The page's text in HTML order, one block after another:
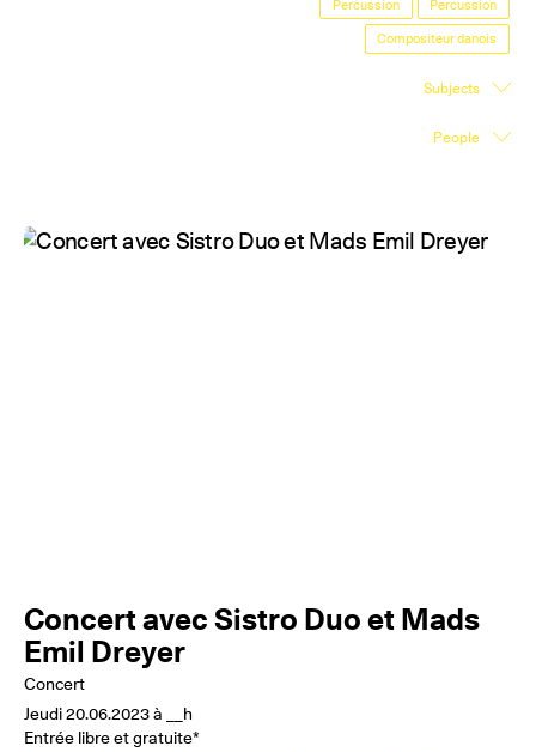
Fr
Percussion
Percussion
Compositeur danois
Subjects
People
Concert avec Sistro Duo et Mads
Emil Dreyer
Concert
Jeudi 20.06.2023 à __h
Entrée libre et gratuite*